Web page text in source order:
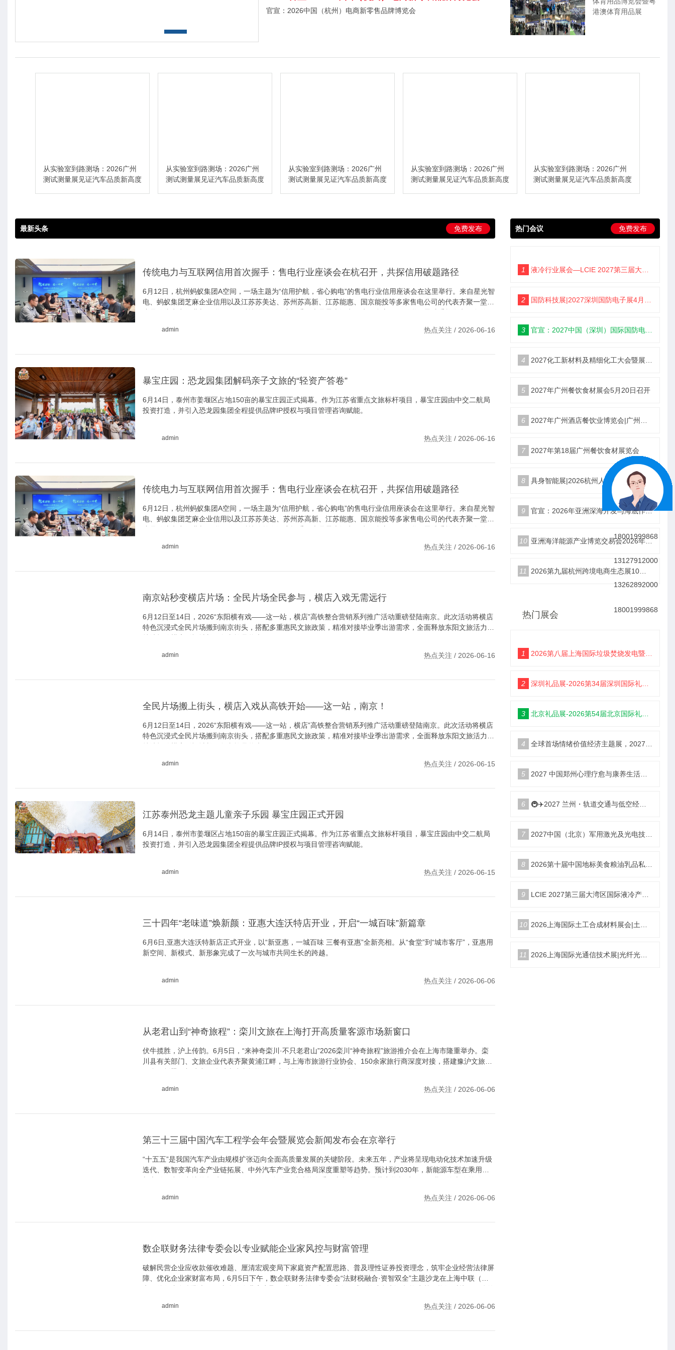
官宣：2026中国（杭州）电商新零售品牌博览会
港澳体育用品展
从实验室到路测场：2026广州
测试测量展见证汽车品质新高度
从实验室到路测场：2026广州
测试测量展见证汽车品质新高度
从实验室到路测场：2026广州
测试测量展见证汽车品质新高度
从实验室到路测场：2026广州
测试测量展见证汽车品质新高度
2027亚洲国际人工智能产业博
览会（世亚智博会）全维度介绍
最新头条 免费发布
传统电力与互联网信用首次握手：售电行业座谈会在杭召开，共探信用破题路径
6月12日，杭州蚂蚁集团A空间，一场主题为“信用护航，省心购电”的售电行业信用座谈会在这里举行。来自星光智
电、蚂蚁集团芝麻企业信用以及江苏苏美达、苏州苏高新、江苏能惠、国京能投等多家售电公司的代表齐聚一堂。
admin 热点关注 / 2026-06-16
暴宝庄园：恐龙园集团解码亲子文旅的“轻资产答卷”
6月14日，泰州市姜堰区占地150亩的暴宝庄园正式揭幕。作为江苏省重点文旅标杆项目，暴宝庄园由中交二航局
投资打造，并引入恐龙园集团全程提供品牌IP授权与项目管理咨询赋能。
admin 热点关注 / 2026-06-16
传统电力与互联网信用首次握手：售电行业座谈会在杭召开，共探信用破题路径
6月12日，杭州蚂蚁集团A空间，一场主题为“信用护航，省心购电”的售电行业信用座谈会在这里举行。来自星光智
电、蚂蚁集团芝麻企业信用以及江苏苏美达、苏州苏高新、江苏能惠、国京能投等多家售电公司的代表齐聚一堂。
admin 热点关注 / 2026-06-16
南京站秒变横店片场：全民片场全民参与，横店入戏无需远行
6月12日至14日，2026“东阳横有戏——这一站，横店”高铁整合营销系列推广活动重磅登陆南京。此次活动将横店
特色沉浸式全民片场搬到南京街头，搭配多重惠民文旅政策，精准对接毕业季出游需求，全面释放东阳文旅活力，
admin 热点关注 / 2026-06-16
全民片场搬上街头，横店入戏从高铁开始——这一站，南京！
6月12日至14日，2026“东阳横有戏——这一站，横店”高铁整合营销系列推广活动重磅登陆南京。此次活动将横店
特色沉浸式全民片场搬到南京街头，搭配多重惠民文旅政策，精准对接毕业季出游需求，全面释放东阳文旅活力，
admin 热点关注 / 2026-06-15
江苏泰州恐龙主题儿童亲子乐园 暴宝庄园正式开园
6月14日，泰州市姜堰区占地150亩的暴宝庄园正式揭幕。作为江苏省重点文旅标杆项目，暴宝庄园由中交二航局
投资打造，并引入恐龙园集团全程提供品牌IP授权与项目管理咨询赋能。
admin 热点关注 / 2026-06-15
三十四年“老味道”焕新颜：亚惠大连沃特店开业，开启“一城百味”新篇章
6月6日,亚惠大连沃特新店正式开业，以“新亚惠，一城百味 三餐有亚惠”全新亮相。从“食堂”到“城市客厅”，亚惠用
新空间、新模式、新形象完成了一次与城市共同生长的跨越。
admin 热点关注 / 2026-06-06
从老君山到“神奇旅程”：栾川文旅在上海打开高质量客源市场新窗口
伏牛揽胜，沪上传韵。6月5日，“来神奇栾川·不只老君山”2026栾川“神奇旅程”旅游推介会在上海市隆重举办。栾
川县有关部门、文旅企业代表齐聚黄浦江畔，与上海市旅游行业协会、150余家旅行商深度对接，搭建豫沪文旅协
admin 热点关注 / 2026-06-06
第三十三届中国汽车工程学会年会暨展览会新闻发布会在京举行
“十五五”是我国汽车产业由规模扩张迈向全面高质量发展的关键阶段。未来五年，产业将呈现电动化技术加速升级
迭代、数智变革向全产业链拓展、中外汽车产业竞合格局深度重塑等趋势。预计到2030年，新能源车型在乘用车
会暨展览会（SAECCE 2026）和汽车创新技术展（AITX）新闻发布会上，中国汽车工程学会副理事长兼秘书长侯
admin 热点关注 / 2026-06-06
数企联财务法律专委会以专业赋能企业家风控与财富管理
破解民营企业应收款催收难题、厘清宏观变局下家庭资产配置思路、普及理性证券投资理念，筑牢企业经营法律屏
障、优化企业家财富布局，6月5日下午，数企联财务法律专委会“法财税融合·资智双全”主题沙龙在上海中联（南
admin 热点关注 / 2026-06-06
热门会议 免费发布
1 液冷行业展会—LCIE 2027第三届大湾区国际液冷产业大会暨展览会（深圳）
2 国防科技展|2027深圳国防电子展4月9日启幕
3 官宣：2027中国（深圳）国际国防电子博览会
4 2027化工新材料及精细化工大会暨展览会定档苏州
5 2027年广州餐饮食材展会5月20日召开
6 2027年广州酒店餐饮业博览会|广州餐博会
7 2027年第18届广州餐饮食材展览会
8 具身智能展|2026杭州人形机器人展|仿生机器人展5月启幕
9 官宣：2026年亚洲深海开发与海底作业装备博览交易会
10 亚洲海洋能源产业博览交易会2026年12月18日举办
11 2026第九届杭州跨境电商生态展10月25日启幕
热门展会
1 2026第八届上海国际垃圾焚烧发电暨固废处理技术展览会
2 深圳礼品展-2026第34届深圳国际礼品及家居用品展览会
3 北京礼品展-2026第54届北京国际礼品、赠品及家庭用品展览会
4 全球首场情绪价值经济主题展，2027郑州国际情绪价值经济博览会
5 2027 中国郑州心理疗愈与康养生活产业博览会
6 🚇✈️2027 兰州・轨道交通与低空经济展览会即将启幕！
7 2027中国（北京）军用激光及光电技术展览会
8 2026第十届中国地标美食粮油乳品私域新渠道团长大会
9 LCIE 2027第三届大湾区国际液冷产业大会暨展览会（深圳）
10 2026上海国际土工合成材料展会|土工膜、土工布展|土工合成材料仪器、设备展览会
11 2026上海国际光通信技术展|光纤光缆、光模块展|光通信设备展览会
18001999868
13127912000
13262892000
18001999868